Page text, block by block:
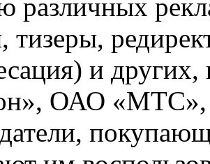
различных
тизеры,
и
ОАО «МТС»,